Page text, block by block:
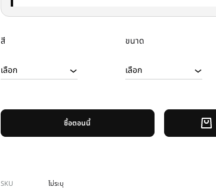
สี ขนาด
ซื้อตอนนี้
SKU
ไม่ระบุ